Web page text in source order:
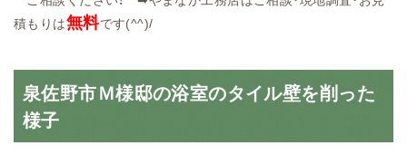
積もりは無料です(^^)/
泉佐野市Ｍ様邸の浴室のタイル壁を削った
様子